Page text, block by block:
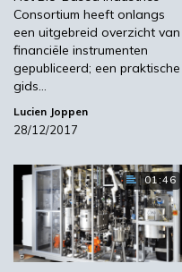
Consortium heeft onlangs
een uitgebreid overzicht van
financiële instrumenten
gepubliceerd; een praktische
gids…
Lucien Joppen
28/12/2017
01:46